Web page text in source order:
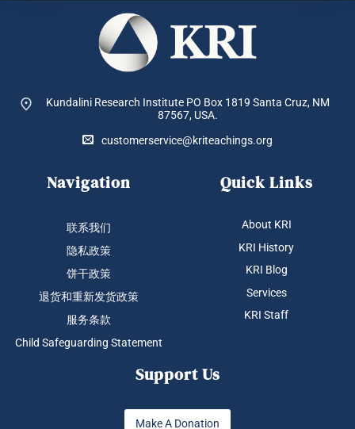
Kundalini Research Institute PO Box 1819 Santa Cruz, NM
87567, USA.
customerservice@kriteachings.org
Navigation
联系我们
隐私政策
饼干政策
退货和重新发货政策
服务条款
Child Safeguarding Statement
Quick Links
About KRI
KRI History
KRI Blog
Services
KRI Staff
Support Us
Make A Donation